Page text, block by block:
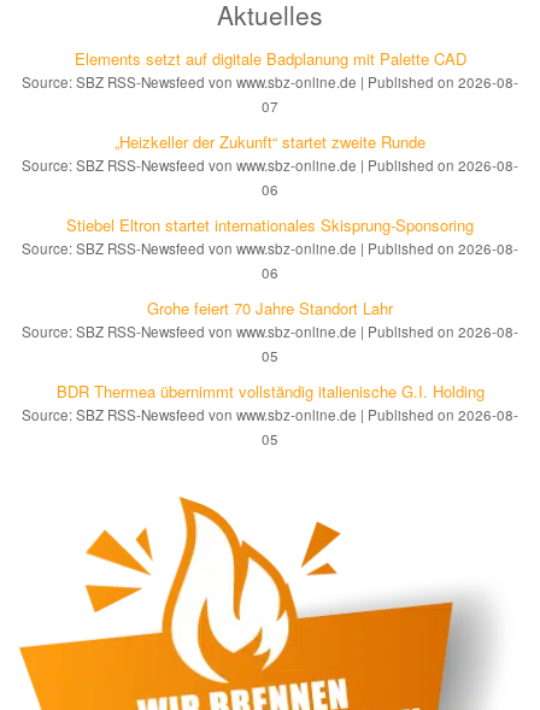
Aktuelles
Elements setzt auf di­gi­ta­le Bad­pla­nung mit Palette CAD
Source: SBZ RSS-Newsfeed von www.sbz-online.de
Published on 2026-08-
07
„Heizkeller der Zu­kunft“ star­tet zwei­te Run­de
Source: SBZ RSS-Newsfeed von www.sbz-online.de
Published on 2026-08-
06
Stiebel Eltron startet internatio­nales Ski­sprung-Spon­soring
Source: SBZ RSS-Newsfeed von www.sbz-online.de
Published on 2026-08-
06
Grohe feiert 70 Jahre Standort Lahr
Source: SBZ RSS-Newsfeed von www.sbz-online.de
Published on 2026-08-
05
BDR Thermea übernimmt vollständig italienische G.I. Holding
Source: SBZ RSS-Newsfeed von www.sbz-online.de
Published on 2026-08-
05